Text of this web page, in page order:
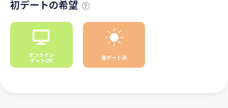
初デートの希望
オンライン
デートOK 昼デート派